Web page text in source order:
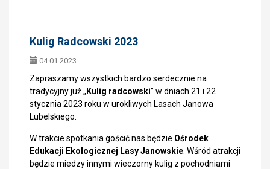
Kulig Radcowski 2023
04.01.2023
Zapraszamy wszystkich bardzo serdecznie na
tradycyjny już „ Kulig radcowski” w dniach 21 i 22
stycznia 2023 roku w urokliwych Lasach Janowa
Lubelskiego.
W trakcie spotkania gościć nas będzie Ośrodek
Edukacji Ekologicznej Lasy Janowskie . Wśród atrakcji
będzie miedzy innymi wieczorny kulig z pochodniami